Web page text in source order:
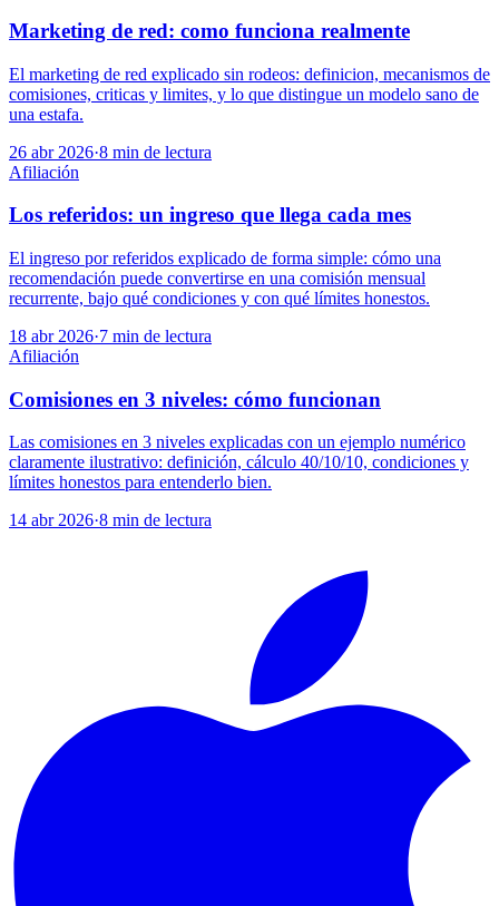
Marketing de red: como funciona realmente
El marketing de red explicado sin rodeos: definicion, mecanismos de
comisiones, criticas y limites, y lo que distingue un modelo sano de
una estafa.
26 abr 2026·8 min de lectura
Afiliación
Los referidos: un ingreso que llega cada mes
El ingreso por referidos explicado de forma simple: cómo una
recomendación puede convertirse en una comisión mensual
recurrente, bajo qué condiciones y con qué límites honestos.
18 abr 2026·7 min de lectura
Afiliación
Comisiones en 3 niveles: cómo funcionan
Las comisiones en 3 niveles explicadas con un ejemplo numérico
claramente ilustrativo: definición, cálculo 40/10/10, condiciones y
límites honestos para entenderlo bien.
14 abr 2026·8 min de lectura